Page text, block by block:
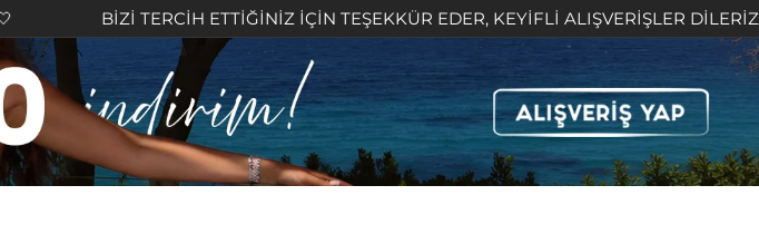
BİZİ TERCİH ETTİĞİNİZ İÇİN TEŞEKKÜR EDER, KEYİFLİ ALIŞVERİŞLER DİLERİZ 🤍